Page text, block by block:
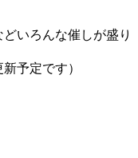
いろんな催しが盛り
予定です）